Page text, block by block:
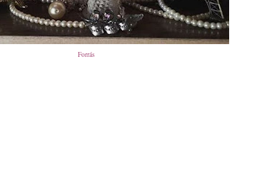
Forrás